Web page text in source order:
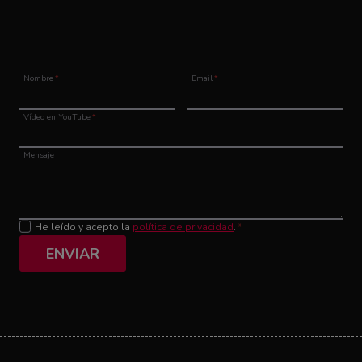
Nombre* Email*
Vídeo en YouTube*
Mensaje
He leído y acepto la política de privacidad. *
ENVIAR